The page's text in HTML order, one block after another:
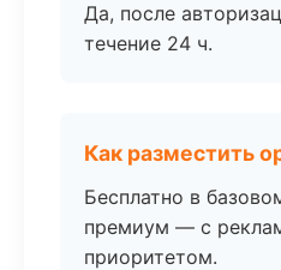
Да, после
течение 24 ч.
Как разместить
Бесплатно в
премиум — с
приоритетом.